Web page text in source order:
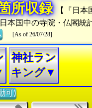
所収録
【『日
本国中の寺院・仏閣統
[As of 26/07/28]
神社ラン
キング▼
可)